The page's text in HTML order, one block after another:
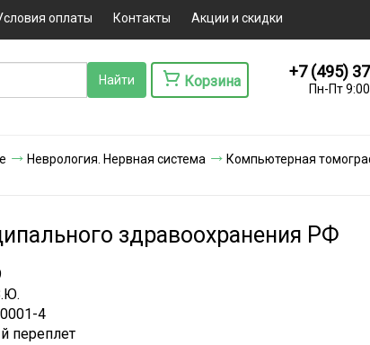
оплаты Контакты Акции и скидки
Корзина
+7 (495)
Пн-Пт
Неврология. Нервная система
Компьютерная
здравоохранения РФ
4
переплет